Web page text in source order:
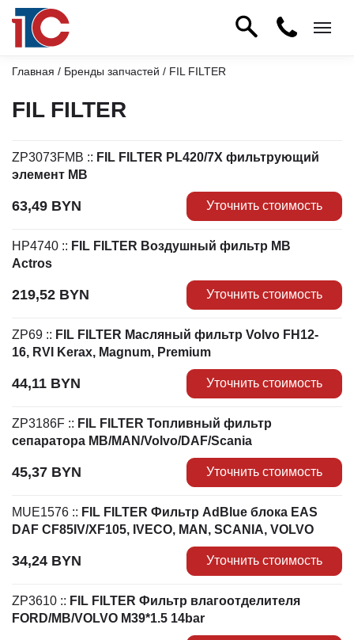
Главная / Бренды запчастей / FIL FILTER
FIL FILTER
ZP3073FMB :: FIL FILTER PL420/7X фильтрующий
элемент MB
63,49 BYN Уточнить стоимость
HP4740 :: FIL FILTER Воздушный фильтр MB
Actros
219,52 BYN Уточнить стоимость
ZP69 :: FIL FILTER Масляный фильтр Volvo FH12-
16, RVI Kerax, Magnum, Premium
44,11 BYN Уточнить стоимость
ZP3186F :: FIL FILTER Топливный фильтр
сепаратора MB/MAN/Volvo/DAF/Scania
45,37 BYN Уточнить стоимость
MUE1576 :: FIL FILTER Фильтр AdBlue блока EAS
DAF CF85IV/XF105, IVECO, MAN, SCANIA, VOLVO
34,24 BYN Уточнить стоимость
ZP3610 :: FIL FILTER Фильтр влагоотделителя
FORD/MB/VOLVO M39*1.5 14bar